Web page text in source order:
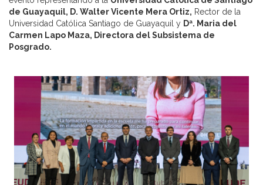
de Guayaquil, D. Walter Vicente Mera Ortiz, Rector de la
Universidad Católica Santiago de Guayaquil y Dª. Maria del
Carmen Lapo Maza, Directora del Subsistema de
Posgrado.